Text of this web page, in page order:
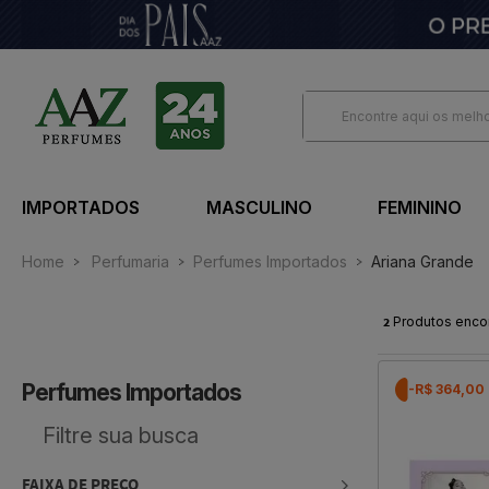
IMPORTADOS MASCULINO FEMININO
Home Perfumaria Perfumes Importados Ariana Grande
Perfumes Importados
2 Produtos
-R$ 364,00